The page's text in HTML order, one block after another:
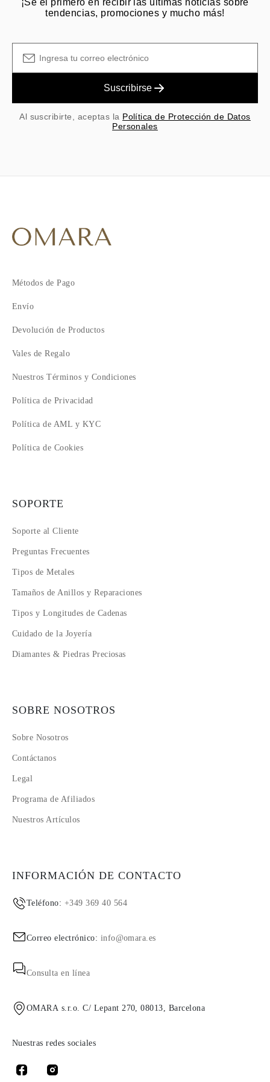
¡Sé el primero en recibir las últimas noticias sobre
tendencias, promociones y mucho más!
Suscribirse
Al suscribirte, aceptas la Política de Protección de Datos
Personales
Métodos de Pago
Envío
Devolución de Productos
Vales de Regalo
Nuestros Términos y Condiciones
Política de Privacidad
Política de AML y KYC
Política de Cookies
SOPORTE
Soporte al Cliente
Preguntas Frecuentes
Tipos de Metales
Tamaños de Anillos y Reparaciones
Tipos y Longitudes de Cadenas
Cuidado de la Joyería
Diamantes & Piedras Preciosas
SOBRE NOSOTROS
Sobre Nosotros
Contáctanos
Legal
Programa de Afiliados
Nuestros Artículos
INFORMACIÓN DE CONTACTO
Teléfono: +349 369 40 564
Correo electrónico: info@omara.es
Consulta en línea
OMARA s.r.o. C/ Lepant 270, 08013, Barcelona
Nuestras redes sociales